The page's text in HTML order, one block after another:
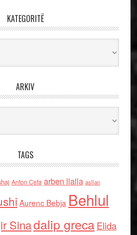
KATEGORITË
ARKIV
TAGS
Anton Cefa arben llalla asllan
Aurenc Bebja Behlul
Sinadalip grecaElida